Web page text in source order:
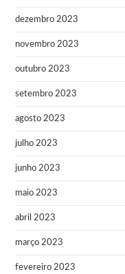
dezembro 2023
novembro 2023
outubro 2023
setembro 2023
agosto 2023
julho 2023
junho 2023
maio 2023
abril 2023
março 2023
fevereiro 2023